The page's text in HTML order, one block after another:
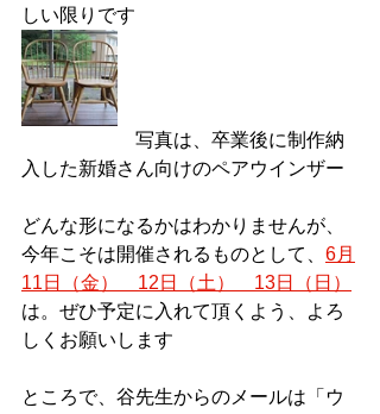
しい限りです
写真は、卒業後に制作納
入した新婚さん向けのペアウインザー
どんな形になるかはわかりませんが、
今年こそは開催されるものとして、 6月
11日（金）　12日（土）　13日（日）
は。ぜひ予定に入れて頂くよう、よろ
しくお願いします
ところで、谷先生からのメールは「ウ